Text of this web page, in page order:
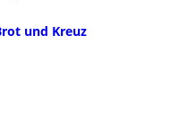
und Kreuz